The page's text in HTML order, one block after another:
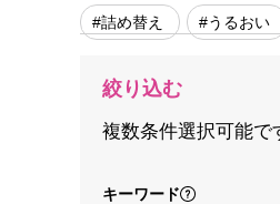
#詰め替え #うるおい
絞り込む
複数条件選択可能で
キーワード